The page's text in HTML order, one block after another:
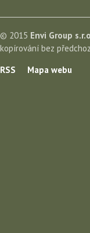
© 2015 Envi Group
kopírování bez
RSS
Mapa webu